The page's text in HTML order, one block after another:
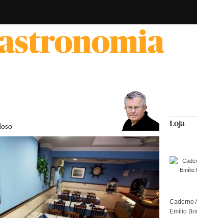
Loja
Caderno
Emílio